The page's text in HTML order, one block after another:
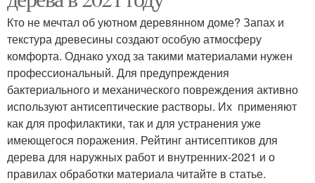
Кто не мечтал об уютном деревянном доме? Запах и
текстура древесины создают особую атмосферу
комфорта. Однако уход за такими материалами нужен
профессиональный. Для предупреждения
бактериального и механического повреждения активно
используют антисептические растворы. Их применяют
как для профилактики, так и для устранения уже
имеющегося поражения. Рейтинг антисептиков для
дерева для наружных работ и внутренних-2021 и о
правилах обработки материала читайте в статье.